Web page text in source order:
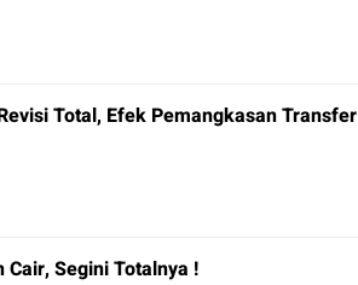
Total, Efek Pemangkasan Transfer
Cair, Segini Totalnya !